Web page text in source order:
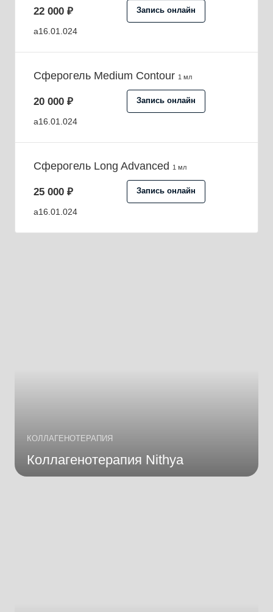
a16.01.024
22 000 ₽ Запись онлайн
Сферогель Medium Contour 1 мл
a16.01.024
20 000 ₽ Запись онлайн
Сферогель Long Advanced 1 мл
a16.01.024
25 000 ₽ Запись онлайн
КОЛЛАГЕНОТЕРАПИЯ
Коллагенотерапия Nithya